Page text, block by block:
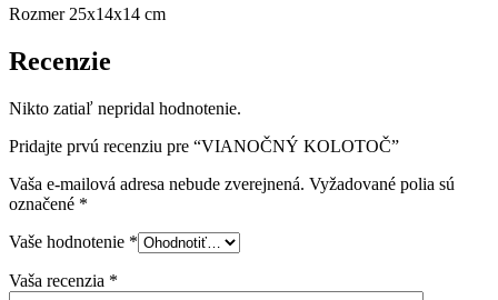
Rozmer 25x14x14 cm
Recenzie
Nikto zatiaľ nepridal hodnotenie.
Pridajte prvú recenziu pre “VIANOČNÝ KOLOTOČ”
Vaša e-mailová adresa nebude zverejnená. Vyžadované polia sú
označené *
Vaše hodnotenie *
Vaša recenzia *